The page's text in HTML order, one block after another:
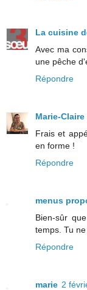
La cuisine
Avec ma
une pêche
Répondre
Marie-Claire
Frais et
en forme !
Répondre
menus
Bien-sûr
temps. Tu
Répondre
marie 2